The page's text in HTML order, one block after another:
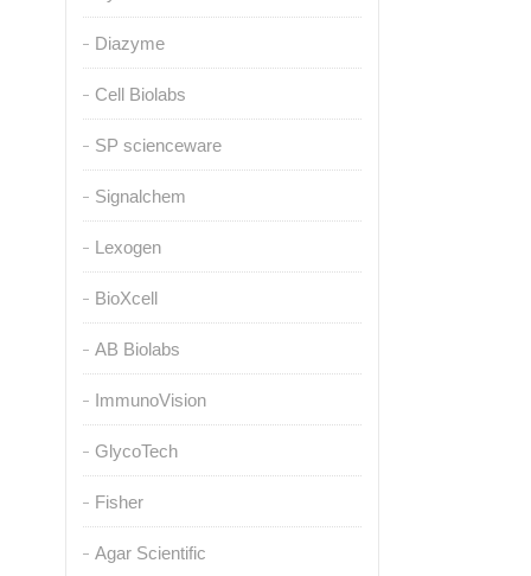
Diazyme
Cell Biolabs
SP scienceware
Signalchem
Lexogen
BioXcell
AB Biolabs
ImmunoVision
GlycoTech
Fisher
Agar Scientific